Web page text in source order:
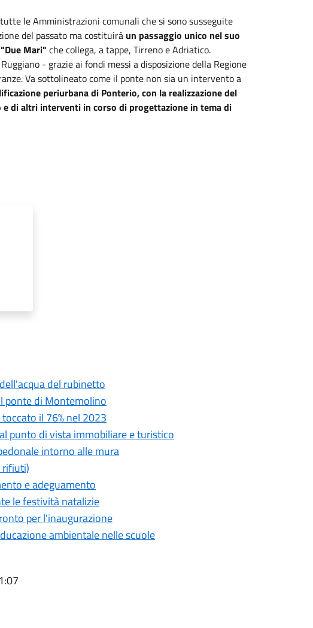
le Amministrazioni comunali che si sono susseguite
del passato ma costituirà un passaggio unico nel suo
Mari" che collega, a tappe, Tirreno e Adriatico.
- grazie ai fondi messi a disposizione della Regione
Va sottolineato come il ponte non sia un intervento a
periurbana di Ponterio, con la realizzazione del
di altri interventi in corso di progettazione in tema di
del rubinetto
ponte di Montemolino
il 76% nel 2023
punto di vista immobiliare e turistico
intorno alle mura
rifiuti)
e adeguamento
le festività natalizie
per l'inaugurazione
ambientale nelle scuole